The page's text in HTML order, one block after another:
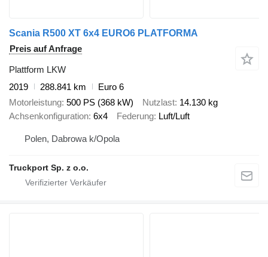
Scania R500 XT 6x4 EURO6 PLATFORMA
Preis auf Anfrage
Plattform LKW
2019
288.841 km
Euro 6
Motorleistung 500 PS (368 kW) Nutzlast 14.130 kg
Achsenkonfiguration 6x4 Federung Luft/Luft
Polen, Dabrowa k/Opola
Truckport Sp. z o.o.